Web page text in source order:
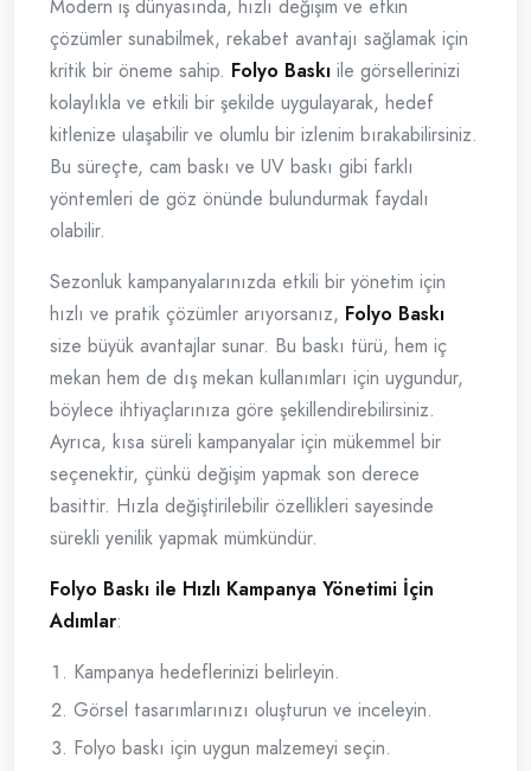
Modern iş dünyasında, hızlı değişim ve etkin
çözümler sunabilmek, rekabet avantajı sağlamak için
kritik bir öneme sahip. Folyo Baskı ile görsellerinizi
kolaylıkla ve etkili bir şekilde uygulayarak, hedef
kitlenize ulaşabilir ve olumlu bir izlenim bırakabilirsiniz.
Bu süreçte, cam baskı ve UV baskı gibi farklı
yöntemleri de göz önünde bulundurmak faydalı
olabilir.
Sezonluk kampanyalarınızda etkili bir yönetim için
hızlı ve pratik çözümler arıyorsanız, Folyo Baskı
size büyük avantajlar sunar. Bu baskı türü, hem iç
mekan hem de dış mekan kullanımları için uygundur,
böylece ihtiyaçlarınıza göre şekillendirebilirsiniz.
Ayrıca, kısa süreli kampanyalar için mükemmel bir
seçenektir, çünkü değişim yapmak son derece
basittir. Hızla değiştirilebilir özellikleri sayesinde
sürekli yenilik yapmak mümkündür.
Folyo Baskı ile Hızlı Kampanya Yönetimi İçin
Adımlar:
Kampanya hedeflerinizi belirleyin.
Görsel tasarımlarınızı oluşturun ve inceleyin.
Folyo baskı için uygun malzemeyi seçin.